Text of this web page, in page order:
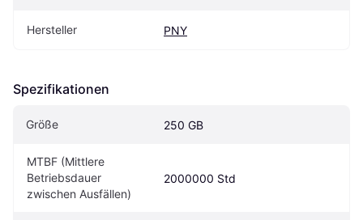
Hersteller PNY
Spezifikationen
Größe 250 GB
MTBF (Mittlere
Betriebsdauer
zwischen Ausfällen)
2000000 Std